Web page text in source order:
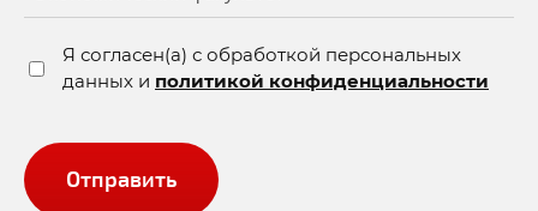
Я согласен(а) с обработкой персональных
данных и политикой конфиденциальности
Отправить